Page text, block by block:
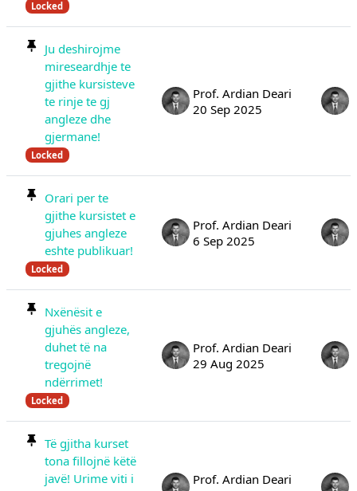
Locked
Ju deshirojme
mireseardhje te
gjithe kursisteve
te rinje te gj
angleze dhe
gjermane!
Locked
Prof. Ardian Deari
20 Sep 2025
Orari per te
gjithe kursistet e
gjuhes angleze
eshte publikuar!
Locked
Prof. Ardian Deari
6 Sep 2025
Nxënësit e
gjuhës angleze,
duhet të na
tregojnë
ndërrimet!
Locked
Prof. Ardian Deari
29 Aug 2025
Të gjitha kurset
tona fillojnë këtë
javë! Urime viti i
Prof. Ardian Deari